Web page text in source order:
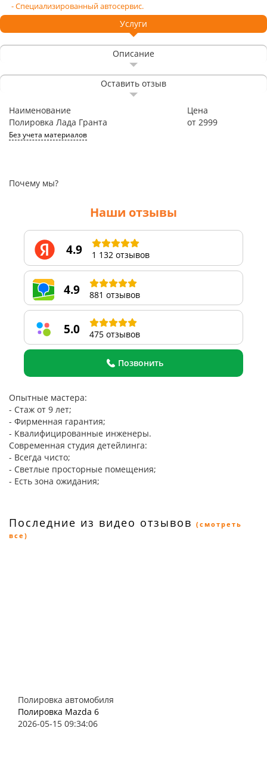
- Специализированный автосервис.
Услуги
Описание
Оставить отзыв
Наименование
Цена
Полировка Лада Гранта
Без учета материалов
от 2999
Почему мы?
Наши отзывы
4.9 1 132 отзывов
4.9 881 отзывов
5.0 475 отзывов
Позвонить
Опытные мастера:
- Стаж от 9 лет;
- Фирменная гарантия;
- Квалифицированные инженеры.
Современная студия детейлинга:
- Всегда чисто;
- Светлые просторные помещения;
- Есть зона ожидания;
Последние из видео отзывов (смотреть
все)
Полировка автомобиля
Полировка Mazda 6
2026-05-15 09:34:06